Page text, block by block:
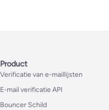
Product
Verificatie van e-maillijsten
E-mail verificatie API
Bouncer Schild